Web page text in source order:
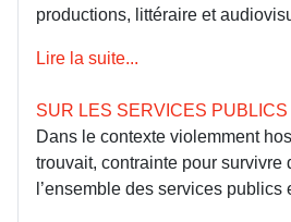
productions, littéraire et
Lire la suite...
SUR LES SERVICES PUBLICS
Dans le contexte violemment
trouvait, contrainte pour survivre
l’ensemble des services publics